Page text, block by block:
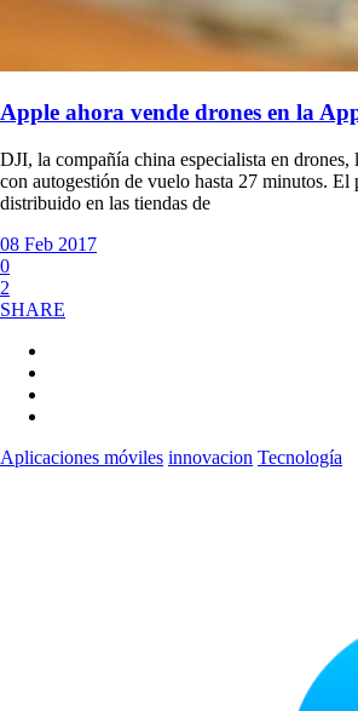
Apple ahora vende drones en la
DJI, la compañía china especialista en
con autogestión de vuelo hasta 27 minutos. El
distribuido en las tiendas de
08 Feb 2017
0
2
SHARE
Aplicaciones móviles innovacion Tecnología